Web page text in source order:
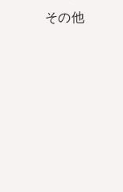
その他